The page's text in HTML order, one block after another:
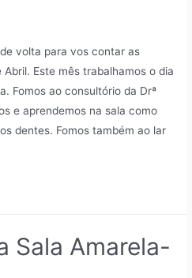
volta para vos contar as
Este mês trabalhamos o dia
Fomos ao consultório da Drª
e aprendemos na sala como
dentes. Fomos também ao lar
Sala Amarela-